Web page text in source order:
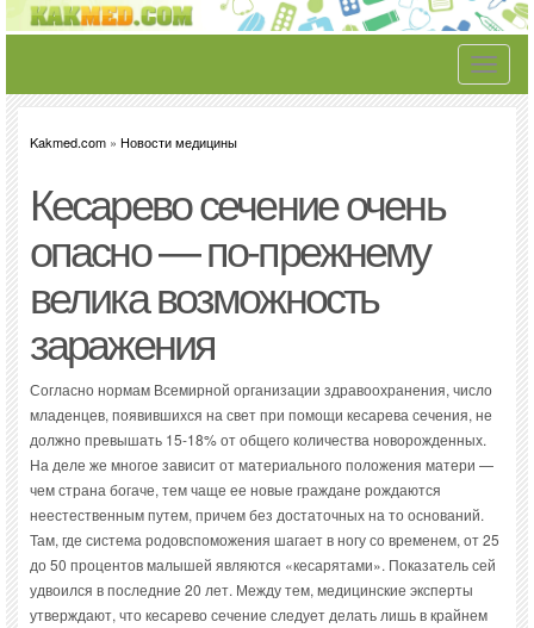
Toggle
Kakmed.com » Новости медицины
Кесарево сечение очень
опасно — по-прежнему
велика возможность
заражения
Согласно нормам Всемирной организации здравоохранения, число
младенцев, появившихся на свет при помощи кесарева сечения, не
должно превышать 15-18% от общего количества новорожденных.
На деле же многое зависит от материального положения матери —
чем страна богаче, тем чаще ее новые граждане рождаются
неестественным путем, причем без достаточных на то оснований.
Там, где система родовспоможения шагает в ногу со временем, от 25
до 50 процентов малышей являются «кесарятами». Показатель сей
удвоился в последние 20 лет. Между тем, медицинские эксперты
утверждают, что кесарево сечение следует делать лишь в крайнем